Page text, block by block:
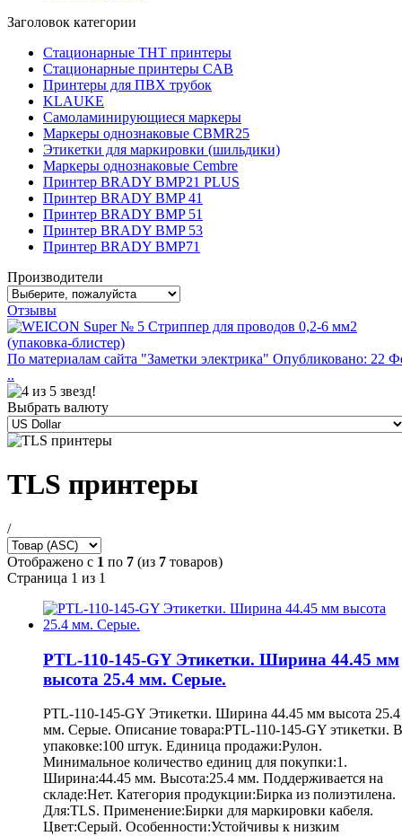
Заголовок категории
Стационарные THT принтеры
Стационарные принтеры CAB
Принтеры для ПВХ трубок
KLAUKE
Самоламинирующиеся маркеры
Маркеры однознаковые CBMR25
Этикетки для маркировки (шильдики)
Маркеры однознаковые Cembre
Принтер BRADY BMP21 PLUS
Принтер BRADY BMP 41
Принтер BRADY BMP 51
Принтер BRADY BMP 53
Принтер BRADY BMP71
Производители
Отзывы
По материалам сайта "Заметки электрика" Опубликовано: 22
..
Выбрать валюту
TLS принтеры
/
Отображено с 1 по 7 (из 7 товаров)
Страница 1 из 1
PTL-110-145-GY Этикетки. Ширина 44.45 мм
высота 25.4 мм. Серые.
PTL-110-145-GY Этикетки. Ширина 44.45 мм высота 25.4
мм. Серые. Описание товара:PTL-110-145-GY этикетки. В
упаковке:100 штук. Единица продажи:Рулон.
Минимальное количество единиц для покупки:1.
Ширина:44.45 мм. Высота:25.4 мм. Поддерживается на
складе:Нет. Категория продукции:Бирка из полиэтилена.
Для:TLS. Применение:Бирки для маркировки кабеля.
Цвет:Серый. Особенности:Устойчивы к низким